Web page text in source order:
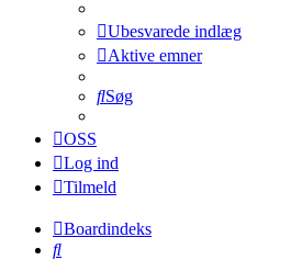
Ubesvarede indlæg
Aktive emner
Søg
OSS
Log ind
Tilmeld
Boardindeks
Søg